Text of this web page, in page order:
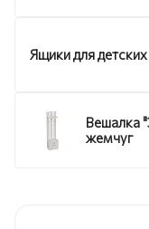
Ящики для
Вешалка
жемчуг